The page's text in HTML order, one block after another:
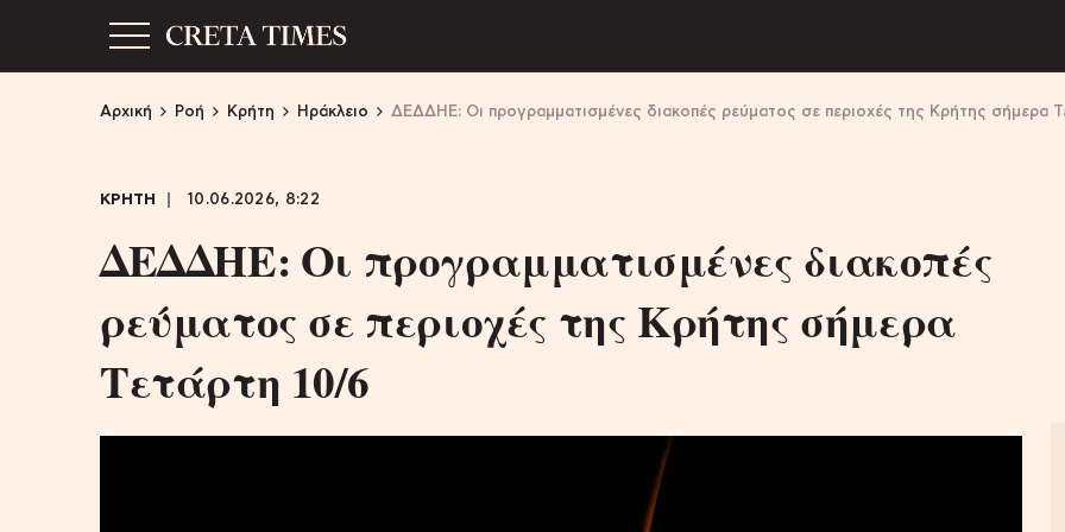
Αρχική Ροή Κρήτη Ηράκλειο ΔΕΔΔΗΕ: Οι προγραμματισμένες διακοπές ρεύματος σε περιοχές της Κρήτης σήμερα
ΚΡΗΤΗ 10.06.2026, 8:22
ΔΕΔΔΗΕ: Οι προγραμματισμένες διακοπές
ρεύματος σε περιοχές της Κρήτης σήμερα
Τετάρτη 10/6